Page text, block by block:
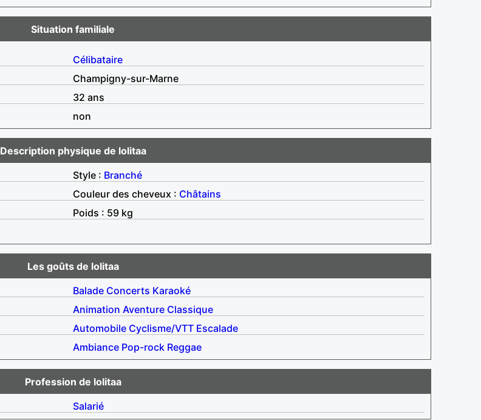
Situation familiale
Célibataire
Champigny-sur-Marne
32 ans
non
Description physique de lolitaa
Style : Branché
Couleur des cheveux : Châtains
Poids : 59 kg
Les goûts de lolitaa
Balade Concerts Karaoké
Animation Aventure Classique
Automobile Cyclisme/VTT Escalade
Ambiance Pop-rock Reggae
Profession de lolitaa
Salarié